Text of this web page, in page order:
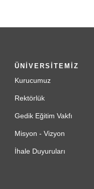
ÜNİVERSİTEMİZ
Kurucumuz
Rektörlük
Gedik Eğitim Vakfı
Misyon - Vizyon
İhale Duyuruları